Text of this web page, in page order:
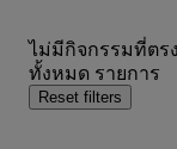
ไม่มีกิจกรรมที่ตร
ทั้งหมด รายการ
Reset filters